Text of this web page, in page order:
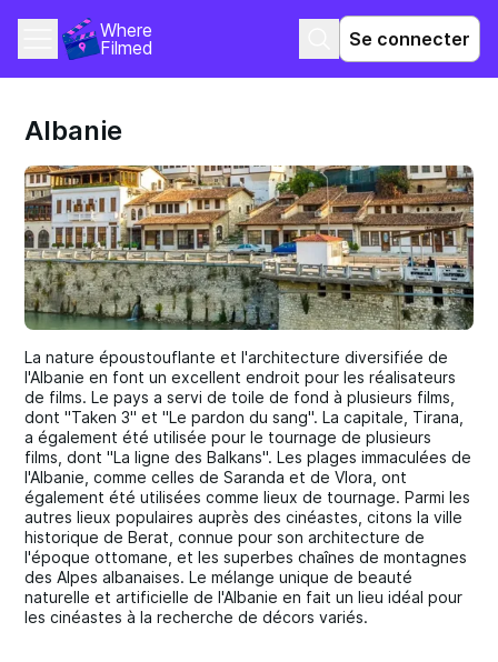
Where
Filmed
Se connecter
Albanie
La nature époustouflante et l'architecture diversifiée de
l'Albanie en font un excellent endroit pour les réalisateurs
de films. Le pays a servi de toile de fond à plusieurs films,
dont "Taken 3" et "Le pardon du sang". La capitale, Tirana,
a également été utilisée pour le tournage de plusieurs
films, dont "La ligne des Balkans". Les plages immaculées de
l'Albanie, comme celles de Saranda et de Vlora, ont
également été utilisées comme lieux de tournage. Parmi les
autres lieux populaires auprès des cinéastes, citons la ville
historique de Berat, connue pour son architecture de
l'époque ottomane, et les superbes chaînes de montagnes
des Alpes albanaises. Le mélange unique de beauté
naturelle et artificielle de l'Albanie en fait un lieu idéal pour
les cinéastes à la recherche de décors variés.